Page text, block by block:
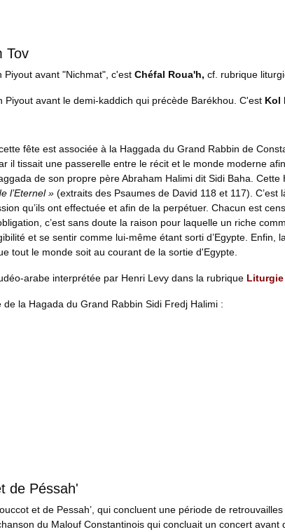
Tov
Piyout avant "Nichmat", c'est Chéfal Roua'h, cf. rubrique
Piyout avant le demi-kaddich qui précède Barékhou. C'est Kol
fête est associée à la Haggada du Grand Rabbin de
il tissait une passerelle entre le récit et le monde moderne
de son propre père Abraham Halimi dit Sidi Baha. Cette
l’Eternel » (extraits des Psaumes de David 118 et 117).
qu’ils ont effectuée et afin de la perpétuer. Chacun est
c’est sans doute la raison pour laquelle un riche
et se sentir comme lui-même étant sorti d’Egypte.
tout le monde soit au courant de la sortie d'Egypte.
arabe interprétée par Henri Levy dans la rubrique
de la Hagada du Grand Rabbin Sidi Fredj Halimi :
de Péssah'
et de Pessah’, qui concluent une période de
du Malouf Constantinois qui concluait un concert